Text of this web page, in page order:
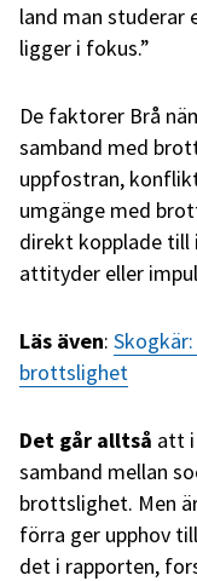
land man studerar
ligger i fokus.”
De faktorer Brå
samband med
uppfostran,
umgänge med
direkt kopplade
attityder eller
Läs även:
brottslighet
Det går alltså att
samband mellan
brottslighet. Men
förra ger upphov
det i rapporten,